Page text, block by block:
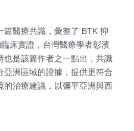
篇醫療共識，彙整了 BTK 抑
床實證，台灣醫療學者彰濱
也是該篇作者之一點出，共識
亞洲區域的證據，提供更符合
的治療建議，以彌平亞洲與西